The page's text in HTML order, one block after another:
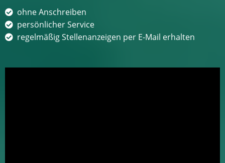
ohne Anschreiben
persönlicher Service
regelmäßig Stellenanzeigen per E-Mail erhalten